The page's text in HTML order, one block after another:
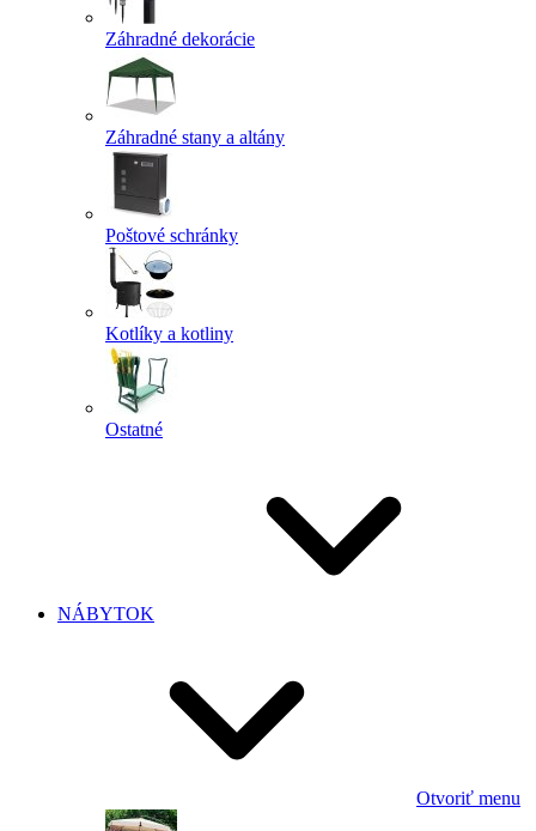
Záhradné dekorácie
Záhradné stany a altány
Poštové schránky
Kotlíky a kotliny
Ostatné
NÁBYTOK
Otvoriť menu